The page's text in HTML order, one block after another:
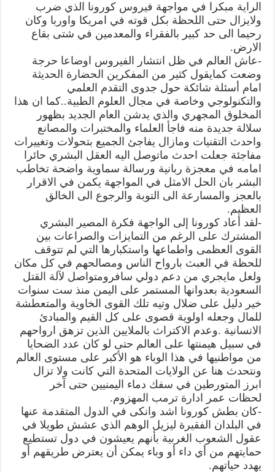
الراية مبكرا في مواجهة فيروس كورونا الذي ضرب
ولايزال حتى اللحظة بكل قوته في امريكا واوربا وكان
رحيما الى حد كبير بالفقراء والمعدمين في شتى بقاع
الارض.
-عاش العالم في ظل انتشار الفيروس اوضاعا حرجة
وضعت كمايقول كثير من المفكرين الحضارة الحديثة
امام أسئلة شائكة حول جدوى التقدم العلمي
والتكنولوجي وخاصة في مجال العلوم الطبية..كما ان هذا
المخلوق المجهري والذي يدشن العام الجديد بظهور
سلالة جديدة منه فاجأ العلماء والمختبرات والمصانع
واحدث التقنيات ومازال يفاجئ الجميع بتحولات وتغييرات
مفاجئة جعلت احدث ماتوصل اليه العقل البشري حائرا
امامه في معجزة ربانية ورسالة سماوية واضحة تخاطب
البشر بان الحل الامثل في المواجهة يكمن في الاقرار
بالعجز والمسارعة الى التوبة والرجوع الى الخالق
العظيم.
-لقد أعاد كورونا إلى الواجهة فكرة المصير البشري
المشترك على الرغم من التمايزات والصراعات بين
القوى العظمى واطماعها واستكبارها التي لم تتوقف
للحظة في العبث بارواح الناس ومصالحهم في كل مكان
ولعل مايجري من دعم دولي سافرومتواصل لآلة القتل
السعودية بعدوانها المستمر على اليمن منذ ست سنوات
خير دليل على ضلال وتيه تلك القوى الخاوية والمتعطشة
للمال وجعله اولوية قصوى على كل القيم والمبادئ
الانسانية .وعدم الاكتراث بالملايين الذين تزهق ارواحهم
في سبيل هيمنتها على العالم حتى لو كان عدد الضحايا
من مواطنيها في هذا الوباء هو الأكبر على مستوى العالم
ونتحدث هنا عن الولايات المتحدة التي كانت ولا تزال
ابرز المتورطين في سفك دماء اليمنيين حتى آخر
لحظات عمر ادارة ترمب المهزوم.
-كان بطش كورونا اشد وانكى في الدول المتقدمة عنها
في البلدان الفقيرة ليزيل الوهم الذي عشش طويلا في
عقول الشعوب الغربية بأنهم يعيشون في دول تستطيع
حمايتهم من أي داء أو وباء يمكن أن يعترض طريقهم أو
يهدد حياتهم.